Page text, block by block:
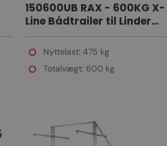
150600UB RAX - 600KG X-
Line Bådtrailer til Linder
Nyttelast: 475 kg
Totalvægt: 600 kg